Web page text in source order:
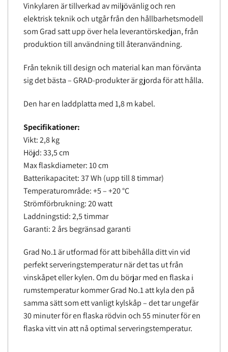
Vinkylaren är tillverkad av miljövänlig och ren
elektrisk teknik och utgår från den hållbarhetsmodell
som Grad satt upp över hela leverantörskedjan, från
produktion till användning till återanvändning.
Från teknik till design och material kan man förvänta
sig det bästa – GRAD-produkter är gjorda för att hålla.
Den har en laddplatta med 1,8 m kabel.
Specifikationer:
Vikt: 2,8 kg
Höjd: 33,5 cm
Max flaskdiameter: 10 cm
Batterikapacitet: 37 Wh (upp till 8 timmar)
Temperaturområde: +5 – +20 °C
Strömförbrukning: 20 watt
Laddningstid: 2,5 timmar
Garanti: 2 års begränsad garanti
Grad No.1 är utformad för att bibehålla ditt vin vid
perfekt serveringstemperatur när det tas ut från
vinskåpet eller kylen. Om du börjar med en flaska i
rumstemperatur kommer Grad No.1 att kyla den på
samma sätt som ett vanligt kylskåp – det tar ungefär
30 minuter för en flaska rödvin och 55 minuter för en
flaska vitt vin att nå optimal serveringstemperatur.